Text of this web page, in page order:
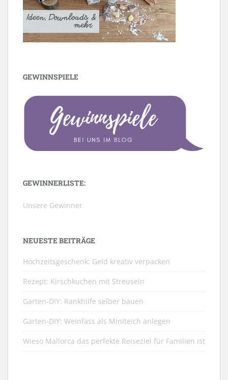
GEWINNSPIELE
GEWINNERLISTE:
Unsere Gewinner
NEUESTE BEITRÄGE
Hochzeitsgeschenk: Geld kreativ verpacken
Rezept: Kirschkuchen mit Streuseln
Garten-DIY: Rankhilfe selber bauen
Garten-DIY: Weinfass als Miniteich anlegen
Wieso Mallorca das perfekte Reiseziel für Familien ist